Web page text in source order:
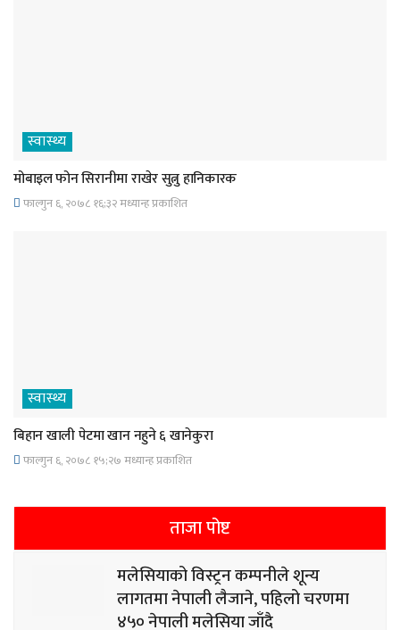
स्वास्थ्य
मोबाइल फोन सिरानीमा राखेर सुत्नु हानिकारक
फाल्गुन ६, २०७८ १६;३२ मध्यान्ह प्रकाशित
स्वास्थ्य
बिहान खाली पेटमा खान नहुने ६ खानेकुरा
फाल्गुन ६, २०७८ १५;२७ मध्यान्ह प्रकाशित
ताजा पोष्ट
मलेसियाको विस्ट्रन कम्पनीले शून्य
लागतमा नेपाली लैजाने, पहिलो चरणमा
४५० नेपाली मलेसिया जाँदै